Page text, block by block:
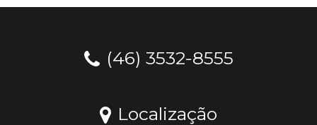
(46) 3532-8555
Localização